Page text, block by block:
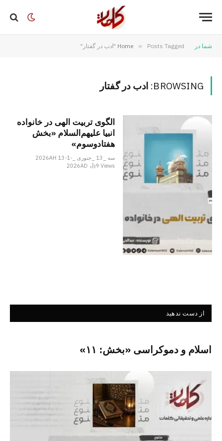
شما در Home » Posts Tagged "ادب در گفتار"
BROWSING: ادب در گفتار
الگوی تربیت الهی در خانواده
انبیا‌‌ علیهم‌السلام «بخش
هفتادوسوم»
سه _13 _جنوری _2026AH 13-1-
2026AD
9Views
از دست ندهید
اسلام و دموکراسی «بخش: ۱۱»